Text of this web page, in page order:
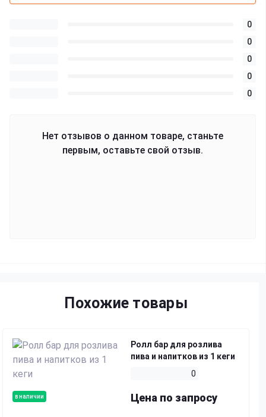
0
0
0
0
0
Нет отзывов о данном товаре, станьте
первым, оставьте свой отзыв.
Похожие товары
в наличии
Ролл бар для розлива
пива и напитков из 1 кеги
0
Цена по запросу